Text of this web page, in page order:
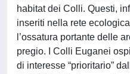
habitat dei Colli. Questi,
inseriti nella rete
l’ossatura portante delle
pregio. I Colli Euganei
di interesse “prioritario”